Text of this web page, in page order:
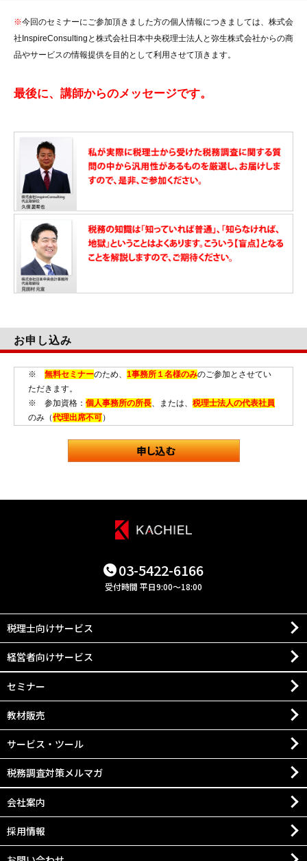
※今回のセミナーにご参加頂きました方の個人情報につきましては、株式会
社InspireConsultingと株式会社日本中央税理士法人と弥生株式会社からの商
品やサービスの情報提供を目的として利用させて頂きます。
最後に、講師からのメッセージです。
お申し込み
※ 無料セミナーのため、 1事務所１名様のみのご参加とさせてい
ただきます。
※ 参加資格： 個人事務所の所長 、または、 税理士法人の代表社員
のみ（代理出席不可）
03-5422-6166
受付時間 平日9:00～18:00
税理士向けサービス
経営者向けサービス
セミナー
教材販売
サービス・ツール
税務調査対策メルマガ
会社案内
採用情報